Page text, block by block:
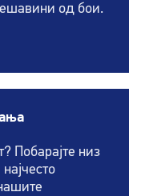
од бои.
Побарајте низ